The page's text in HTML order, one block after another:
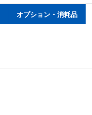
オプション・消耗品